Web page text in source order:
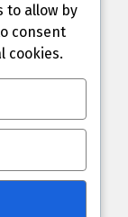
produto ou
to allow by
consent
cookies.